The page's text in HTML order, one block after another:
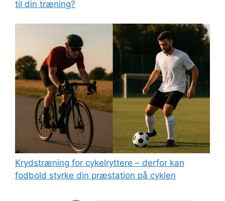
til din træning?
Kryds­træning for cykelryttere – derfor kan
fodbold styrke din præstation på cyklen